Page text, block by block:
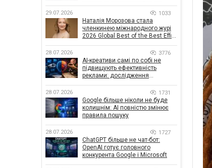
29.07.2026 1033
Наталія Морозова стала
членкинею міжнародного журі
2026 Global Best of the Best Effie
28.07.2026 3776
AI-креативи самі по собі не
підвищують ефективність
реклами: дослідження
впливає на ефективність
кампаній
28.07.2026 1731
Google більше ніколи не буде
колишнім: AI повністю змінює
правила пошуку
28.07.2026 1727
ChatGPT більше не чат-бот:
OpenAI готує головного
конкурента Google і Microsoft